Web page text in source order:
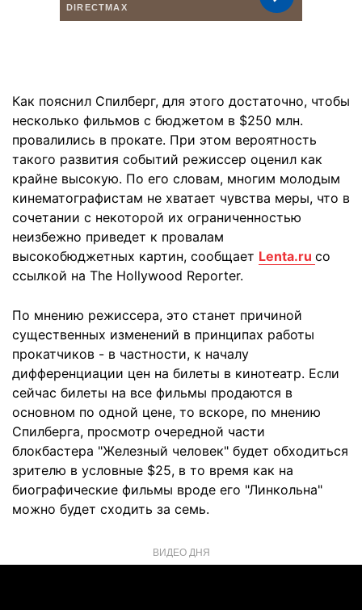
Как пояснил Спилберг, для этого достаточно, чтобы
несколько фильмов с бюджетом в $250 млн.
провалились в прокате. При этом вероятность
такого развития событий режиссер оценил как
крайне высокую. По его словам, многим молодым
кинематографистам не хватает чувства меры, что в
сочетании с некоторой их ограниченностью
неизбежно приведет к провалам
высокобюджетных картин, cообщает Lenta.ru со
ссылкой на The Hollywood Reporter.
По мнению режиссера, это станет причиной
существенных изменений в принципах работы
прокатчиков - в частности, к началу
дифференциации цен на билеты в кинотеатр. Если
сейчас билеты на все фильмы продаются в
основном по одной цене, то вскоре, по мнению
Спилберга, просмотр очередной части
блокбастера "Железный человек" будет обходиться
зрителю в условные $25, в то время как на
биографические фильмы вроде его "Линкольна"
можно будет сходить за семь.
ВИДЕО ДНЯ